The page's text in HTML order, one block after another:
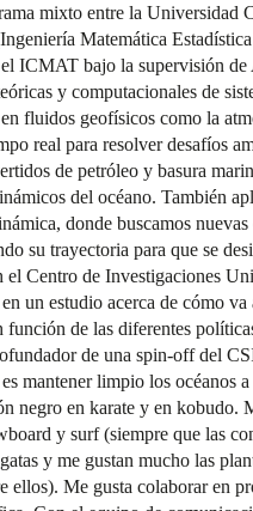
mixto entre la Universidad
Matemática
ICMAT bajo la supervisión de
y computacionales de
fluidos geofísicos como la
real para resolver desafíos
de petróleo y basura
del océano. También
donde buscamos nuevas
su trayectoria para que se
el Centro de Investigaciones
un estudio acerca de cómo va
de las diferentes
de una spin-off del
mantener limpio los océanos a
negro en karate y en kobudo.
y surf (siempre que las
y me gustan mucho las
ellos). Me gusta colaborar en